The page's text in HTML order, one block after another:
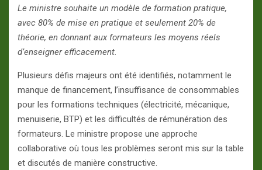
Le ministre souhaite un modèle de formation pratique,
avec 80% de mise en pratique et seulement 20% de
théorie, en donnant aux formateurs les moyens réels
d’enseigner efficacement.
Plusieurs défis majeurs ont été identifiés, notamment le
manque de financement, l’insuffisance de consommables
pour les formations techniques (électricité, mécanique,
menuiserie, BTP) et les difficultés de rémunération des
formateurs. Le ministre propose une approche
collaborative où tous les problèmes seront mis sur la table
et discutés de manière constructive.